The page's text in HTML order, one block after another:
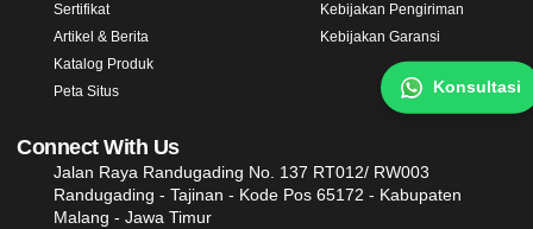
Sertifikat
Artikel & Berita
Katalog Produk
Peta Situs
Kebijakan Pengiriman
Kebijakan Garansi
Connect With Us
Jalan Raya Randugading No. 137 RT012/ RW003
Randugading - Tajinan - Kode Pos 65172 - Kabupaten
Malang - Jawa Timur
Konsultasi